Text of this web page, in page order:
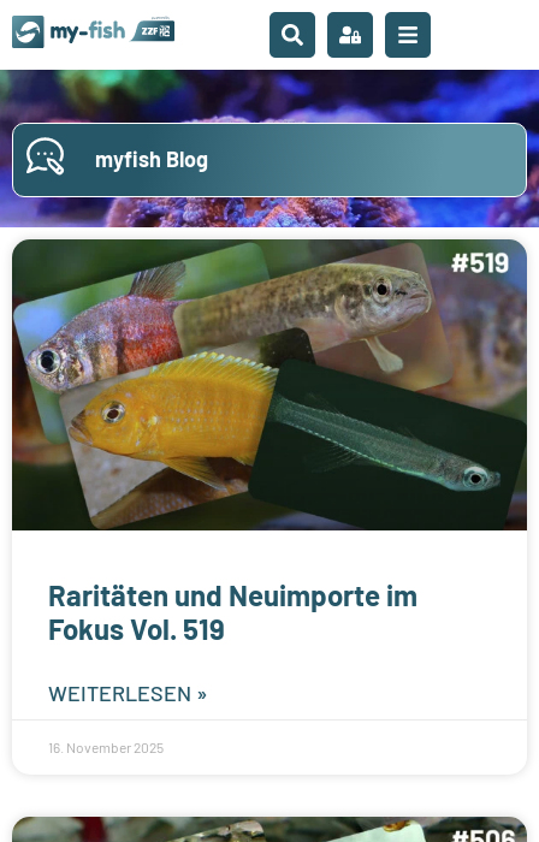
myfish Blog
Raritäten und Neuimporte im
Fokus Vol. 519
WEITERLESEN »
16. November 2025